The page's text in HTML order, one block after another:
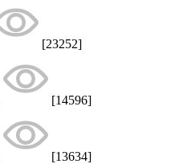
[23252]
[14596]
[13634]